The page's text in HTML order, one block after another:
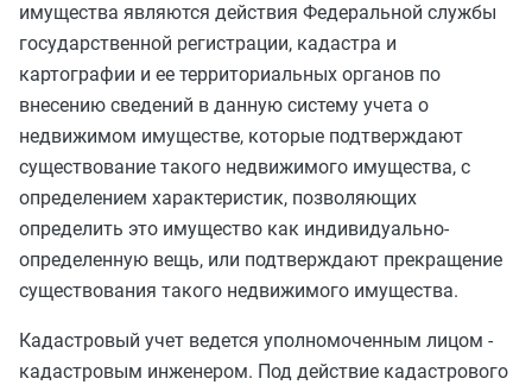
имущества являются действия Федеральной службы
государственной регистрации, кадастра и
картографии и ее территориальных органов по
внесению сведений в данную систему учета о
недвижимом имуществе, которые подтверждают
существование такого недвижимого имущества, с
определением характеристик, позволяющих
определить это имущество как индивидуально-
определенную вещь, или подтверждают прекращение
существования такого недвижимого имущества.
Кадастровый учет ведется уполномоченным лицом -
кадастровым инженером. Под действие кадастрового